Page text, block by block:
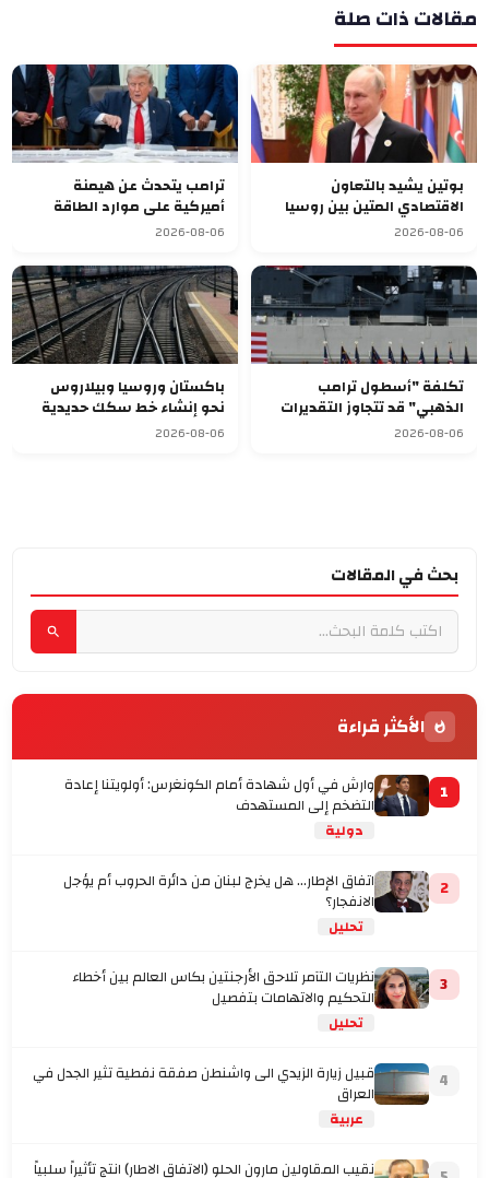
مقالات ذات صلة
بوتين يشيد بالتعاون
الاقتصادي المتين بين روسيا
وقرغيزستان
2026-08-06
ترامب يتحدث عن هيمنة
أميركية على موارد الطاقة
العالمية بعد ضم فنزويلا
2026-08-06
تكلفة "أسطول ترامب
الذهبي" قد تتجاوز التقديرات
وتصل إلى 275 مليار دولار
2026-08-06
باكستان وروسيا وبيلاروس
نحو إنشاء خط سكك حديدية
للشحن
2026-08-06
بحث في المقالات
الأكثر قراءة
1 وارش في أول شهادة أمام الكونغرس: أولويتنا إعادة
التضخم إلى المستهدف
دولية
2 اتفاق الإطار... هل يخرج لبنان من دائرة الحروب أم يؤجل
الانفجار؟
تحليل
3 نظريات التآمر تلاحق الأرجنتين بكاس العالم بين أخطاء
التحكيم والاتهامات بتفصيل
تحليل
4 قبيل زيارة الزيدي الى واشنطن صفقة نفطية تثير الجدل في
العراق
عربية
نقيب المقاولين مارون الحلو (الاتفاق الاطار) انتج تأثيراً سلبياً